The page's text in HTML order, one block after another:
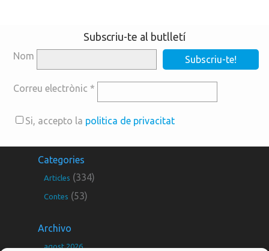
Subscriu-te al butlletí
Nom
Correu electrònic *
Si, accepto la politica de privacitat
Categories
Articles (334)
Contes (53)
Archivo
agost 2026